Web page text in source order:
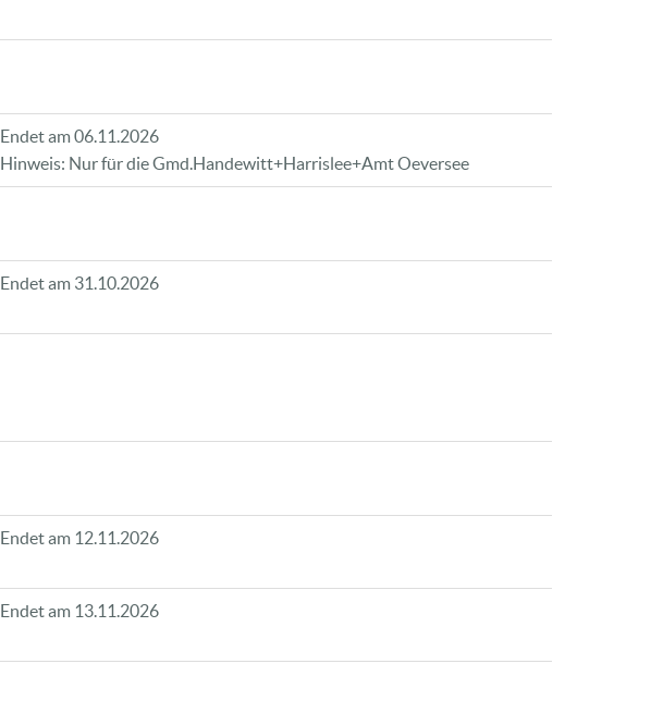
Endet am 06.11.2026
Hinweis: Nur für die Gmd.Handewitt+Harrislee+Amt Oeversee
Endet am 31.10.2026
Endet am 12.11.2026
Endet am 13.11.2026